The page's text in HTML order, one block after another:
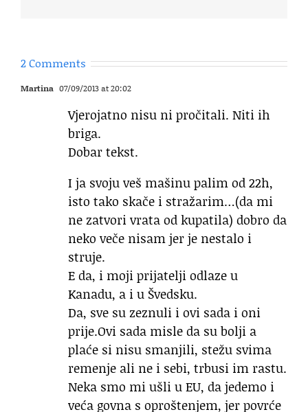
2 Comments
Martina 07/09/2013 at 20:02
Vjerojatno nisu ni pročitali. Niti ih
briga.
Dobar tekst.
I ja svoju veš mašinu palim od 22h,
isto tako skače i stražarim…(da mi
ne zatvori vrata od kupatila) dobro da
neko veče nisam jer je nestalo i
struje.
E da, i moji prijatelji odlaze u
Kanadu, a i u Švedsku.
Da, sve su zeznuli i ovi sada i oni
prije.Ovi sada misle da su bolji a
plaće si nisu smanjili, stežu svima
remenje ali ne i sebi, trbusi im rastu.
Neka smo mi ušli u EU, da jedemo i
veća govna s oproštenjem, jer povrće